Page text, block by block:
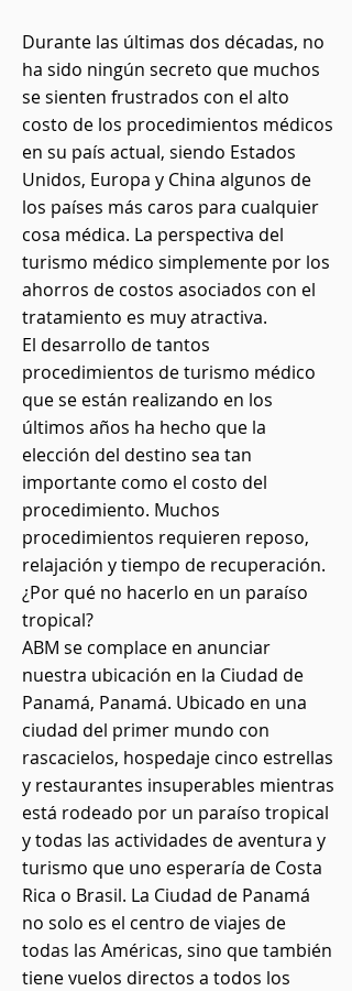
Durante las últimas dos décadas, no
ha sido ningún secreto que muchos
se sienten frustrados con el alto
costo de los procedimientos médicos
en su país actual, siendo Estados
Unidos, Europa y China algunos de
los países más caros para cualquier
cosa médica. La perspectiva del
turismo médico simplemente por los
ahorros de costos asociados con el
tratamiento es muy atractiva.
El desarrollo de tantos
procedimientos de turismo médico
que se están realizando en los
últimos años ha hecho que la
elección del destino sea tan
importante como el costo del
procedimiento. Muchos
procedimientos requieren reposo,
relajación y tiempo de recuperación.
¿Por qué no hacerlo en un paraíso
tropical?
ABM se complace en anunciar
nuestra ubicación en la Ciudad de
Panamá, Panamá. Ubicado en una
ciudad del primer mundo con
rascacielos, hospedaje cinco estrellas
y restaurantes insuperables mientras
está rodeado por un paraíso tropical
y todas las actividades de aventura y
turismo que uno esperaría de Costa
Rica o Brasil. La Ciudad de Panamá
no solo es el centro de viajes de
todas las Américas, sino que también
tiene vuelos directos a todos los